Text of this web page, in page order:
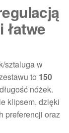
łatwe
sztaluga w
to 150
nóżek.
klipsem, dzięki
preferencji oraz